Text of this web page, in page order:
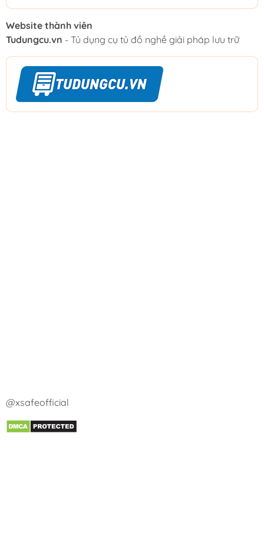
Website thành viên
Tudungcu.vn - Tủ dụng cụ tủ đồ nghề giải pháp lưu trữ
@xsafeofficial